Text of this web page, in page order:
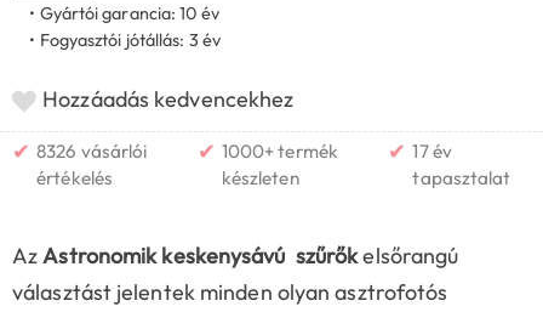
• Gyártói garancia: 10 év
• Fogyasztói jótállás: 3 év
Hozzáadás kedvencekhez
✔ 8326 vásárlói
értékelés
✔ 1000+ termék
készleten
✔ 17 év
tapasztalat
AzAstronomik keskenysávú szűrőkelsőrangú
választást jelentek minden olyan asztrofotós